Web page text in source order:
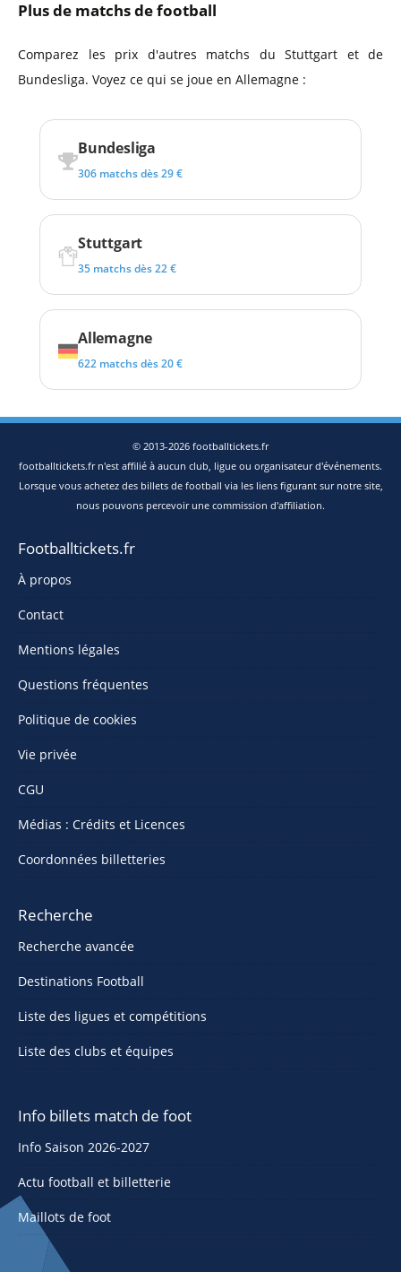
Plus de matchs de football
Comparez les prix d'autres matchs du Stuttgart et de
Bundesliga. Voyez ce qui se joue en Allemagne :
Bundesliga
306 matchs dès 29 €
Stuttgart
35 matchs dès 22 €
Allemagne
622 matchs dès 20 €
© 2013-2026 footballtickets.fr
footballtickets.fr n'est affilié à aucun club, ligue ou organisateur d'événements.
Lorsque vous achetez des billets de football via les liens figurant sur notre site,
nous pouvons percevoir une commission d'affiliation.
Footballtickets.fr
À propos
Contact
Mentions légales
Questions fréquentes
Politique de cookies
Vie privée
CGU
Médias : Crédits et Licences
Coordonnées billetteries
Recherche
Recherche avancée
Destinations Football
Liste des ligues et compétitions
Liste des clubs et équipes
Info billets match de foot
Info Saison 2026-2027
Actu football et billetterie
Maillots de foot